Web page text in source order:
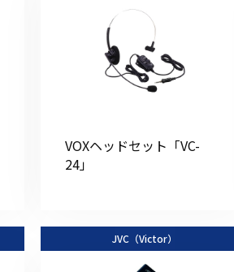
無線機収納・運搬ケース
VOXヘッドセット「VC-
24」
JVC（Victor）